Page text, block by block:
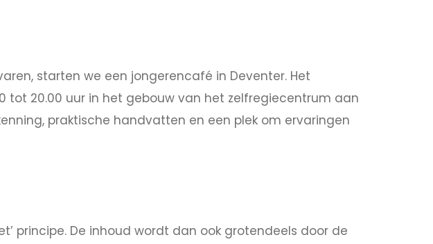
starten we een jongerencafé in Deventer. Het
tot 20.00 uur in het gebouw van het zelfregiecentrum aan
praktische handvatten en een plek om ervaringen
principe. De inhoud wordt dan ook grotendeels door de